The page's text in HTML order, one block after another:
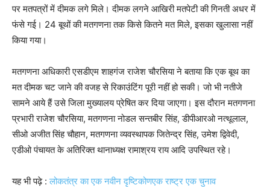
पर मतपत्रों में दीमक लगे मिले। दीमक लगने आखिरी मतपेटी की गिनती अधर में
फंसे गई। 24 बूथों की मतगणना तक किसे कितने मत मिले, इसका खुलासा नहीं
किया गया।
मतगणना अधिकारी एसडीएम शाहगंज राजेश चौरसिया ने बताया कि एक बूथ का
मत दीमक चट जाने की वजह से रिकाउंटिंग पूरी नहीं हो सकी। जो भी नतीजे
सामने आये हैं उसे जिला मुख्यालय प्रेषित कर दिया जाएगा। इस दौरान मतगणना
प्रभारी राजेश चौरसिया, मतगणना नोडल सन्तबीर सिंह, डीपीआरओ नत्थूलाल,
सीओ अजीत सिंह चौहान, मतगणना व्यवस्थापक जितेन्द्र सिंह, उमेश द्विवेदी,
एडीओ पंचायत के अतिरिक्त थानाध्यक्ष रामाश्रय राय आदि उपस्थित रहे।
यह भी पढ़े :लोकतंत्र का एक नवीन दृष्टिकोणएक राष्ट्र एक चुनाव